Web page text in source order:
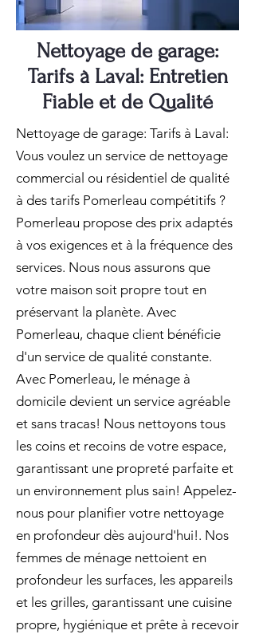
Nettoyage de garage:
Tarifs à Laval: Entretien
Fiable et de Qualité
Nettoyage de garage: Tarifs à Laval:
Vous voulez un service de nettoyage
commercial ou résidentiel de qualité
à des tarifs Pomerleau compétitifs ?
Pomerleau propose des prix adaptés
à vos exigences et à la fréquence des
services. Nous nous assurons que
votre maison soit propre tout en
préservant la planète. Avec
Pomerleau, chaque client bénéficie
d'un service de qualité constante.
Avec Pomerleau, le ménage à
domicile devient un service agréable
et sans tracas! Nous nettoyons tous
les coins et recoins de votre espace,
garantissant une propreté parfaite et
un environnement plus sain! Appelez-
nous pour planifier votre nettoyage
en profondeur dès aujourd'hui!. Nos
femmes de ménage nettoient en
profondeur les surfaces, les appareils
et les grilles, garantissant une cuisine
propre, hygiénique et prête à recevoir